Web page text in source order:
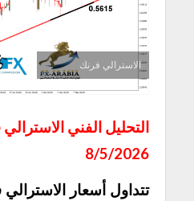
الاسترالي فرنك
التحليل الفني
8/5/2026
تتداول أسعار